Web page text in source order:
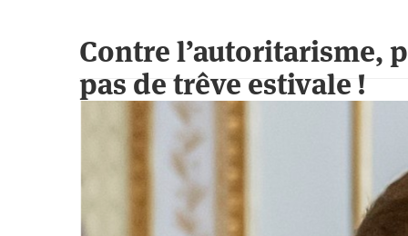
Entreprises
Entreprises
Aéronautique
Oppressions
Chine
États-
Contre l’autoritarisme,
pas de trêve estivale !